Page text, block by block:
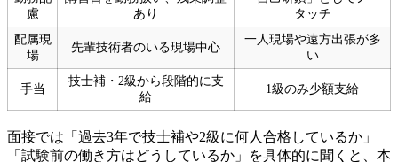
慮
あり
タッチ
配属現
場
先輩技術者のいる現場中心
一人現場や遠方出張が多
い
手当
技士補・2級から段階的に支
給
1級のみ少額支給
面接では「過去3年で技士補や2級に何人合格しているか」
「試験前の働き方はどうしているか」を具体的に聞くと、本